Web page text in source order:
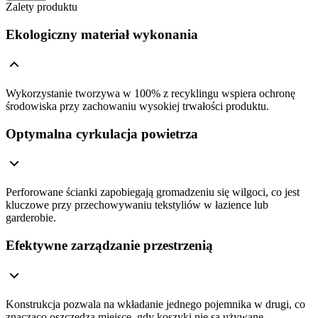
Zalety produktu
Ekologiczny materiał wykonania
Wykorzystanie tworzywa w 100% z recyklingu wspiera ochronę
środowiska przy zachowaniu wysokiej trwałości produktu.
Optymalna cyrkulacja powietrza
Perforowane ścianki zapobiegają gromadzeniu się wilgoci, co jest
kluczowe przy przechowywaniu tekstyliów w łazience lub
garderobie.
Efektywne zarządzanie przestrzenią
Konstrukcja pozwala na wkładanie jednego pojemnika w drugi, co